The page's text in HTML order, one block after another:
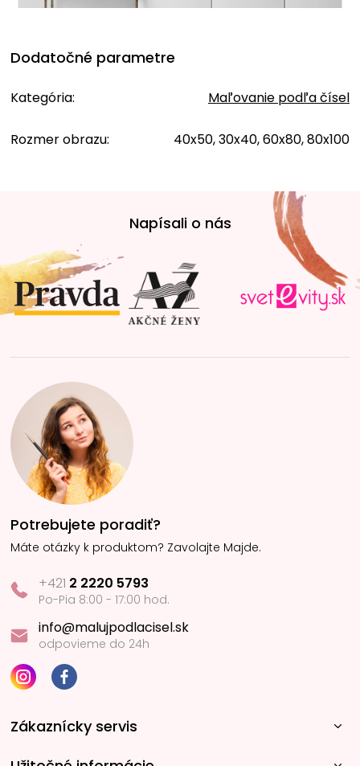
Dodatočné parametre
Kategória: Maľovanie podľa čísel
Rozmer obrazu: 40x50, 30x40, 60x80, 80x100
t
i
e
Napísali o nás
Potrebujete poradiť?
Máte otázky k produktom? Zavolajte Majde.
+421 2 2220 5793
Po-Pia 8:00 - 17:00 hod.
info@malujpodlacisel.sk
odpovieme do 24h
Zákaznícky servis